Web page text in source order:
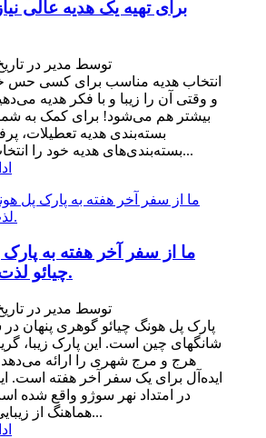
برای تهیه یک هدیه عالی نیاز
توسط مدیر در تاریخ 24-04-
انتخاب هدیه مناسب برای کسی حس
و وقتی آن را زیبا و با فکر هدیه
بیشتر هم می‌شود! برای کمک به
بسته‌بندی هدیه تعطیلات،
بسته‌بندی‌های هدیه خود را انتخاب کرده‌ایم...
ما از سفر آخر هفته به
چیائو لذت می‌بریم.
توسط مدیر در تاریخ 24-04-
پارک پل هونگ چیائو گوهری پنهان
شانگهای چین است. این پارک زیبا،
هرج و مرج شهری را ارائه
ایده‌آل برای یک سفر آخر هفته است.
در امتداد نهر سوژو واقع شده
هماهنگ از زیبایی طبیعی و...